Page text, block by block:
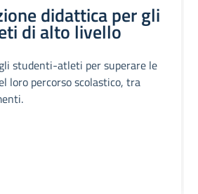
didattica per gli
di alto livello
studenti-atleti per superare le
loro percorso scolastico, tra